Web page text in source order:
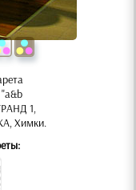
1,
Химки.